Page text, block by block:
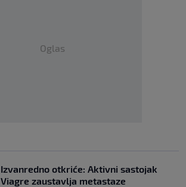
Oglas
Izvanredno otkriće: Aktivni sastojak
Viagre zaustavlja metastaze